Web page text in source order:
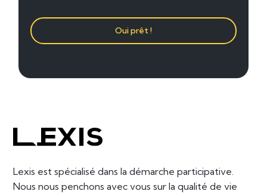
Oui prêt !
Lexis est spécialisé dans la démarche participative.
Nous nous penchons avec vous sur la qualité de vie